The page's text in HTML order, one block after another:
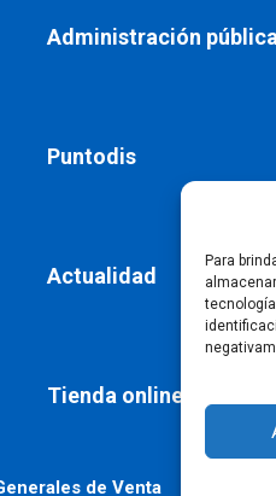
Para
Administración pública
Puntodis
Actualidad
Tienda online
de Venta